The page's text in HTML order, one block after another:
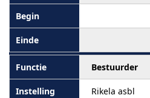
Bestuurder
Rikela asbl